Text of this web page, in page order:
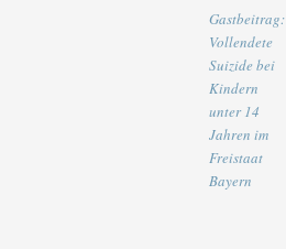
Gastbeitrag:
Vollendete
Suizide bei
Kindern
unter 14
Jahren im
Freistaat
Bayern